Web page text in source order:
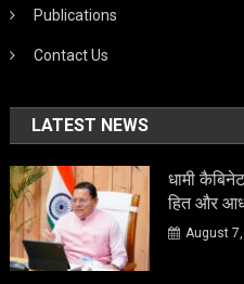
Publications
Contact Us
LATEST NEWS
धामी
हित और
August